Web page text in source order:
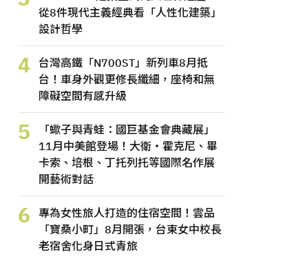
從8件現代主義經典看「人性化建築」
設計哲學
4
台灣高鐵「N700ST」新列車8月抵
台！車身外觀更修長纖細，座椅和無
障礙空間有感升級
5
「蠍子與青蛙：國巨基金會典藏展」
11月中美館登場！大衛・霍克尼、畢
卡索、培根、丁托列托等國際名作展
開藝術對話
6
專為女性旅人打造的住宿空間！雲品
「寶桑小町」8月開張，台東女中校長
老宿舍化身日式青旅